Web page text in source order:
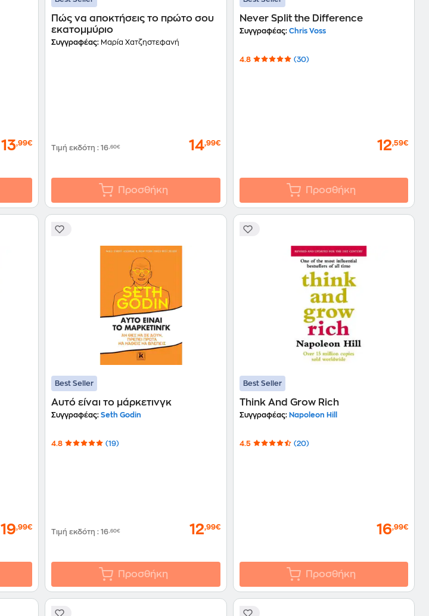
13,99€
Πώς να αποκτήσεις το πρώτο σου
εκατομμύριο
Συγγραφέας: Μαρία Χατζηστεφανή
Τιμή εκδότη:16,60€ 14,99€
Προσθήκη
Never Split the Difference
Συγγραφέας:Chris Voss
4.8 (30)
12,59€
Προσθήκη
19,99€
Best Seller
Αυτό είναι το μάρκετινγκ
Συγγραφέας: Seth Godin
4.8 (19)
Τιμή εκδότη:16,60€ 12,99€
Προσθήκη
Best Seller
Think And Grow Rich
Συγγραφέας:Napoleon Hill
4.5 (20)
16,99€
Προσθήκη